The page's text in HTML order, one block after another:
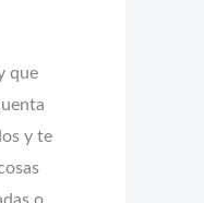
que
y te